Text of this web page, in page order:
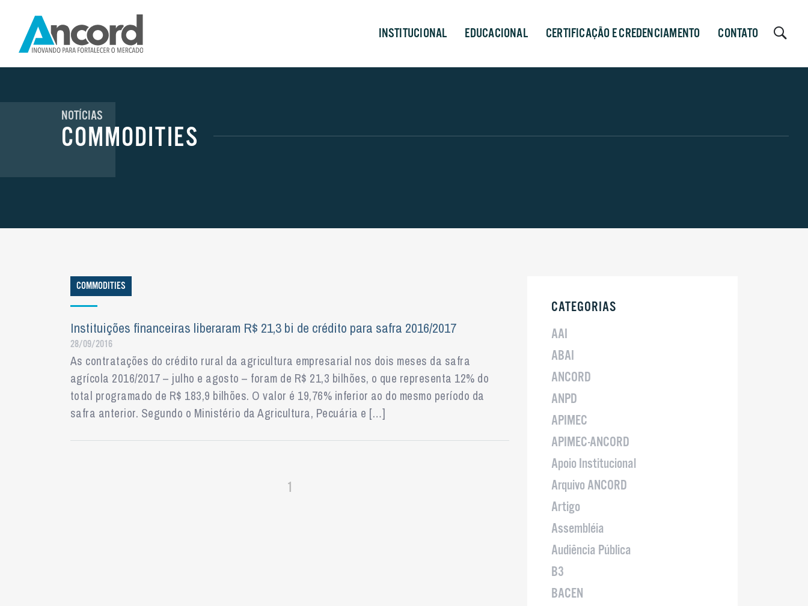
INSTITUCIONAL EDUCACIONAL CERTIFICAÇÃO E CREDENCIAMENTO CONTATO
NOTÍCIAS
COMMODITIES
COMMODITIES
Instituições financeiras liberaram R$ 21,3 bi de crédito para safra 2016/2017
28/09/2016
As contratações do crédito rural da agricultura empresarial nos dois meses da safra
agrícola 2016/2017 – julho e agosto – foram de R$ 21,3 bilhões, o que representa 12% do
total programado de R$ 183,9 bilhões. O valor é 19,76% inferior ao do mesmo período da
safra anterior. Segundo o Ministério da Agricultura, Pecuária e […]
1
CATEGORIAS
AAI
ABAI
ANCORD
ANPD
APIMEC
APIMEC-ANCORD
Apoio Institucional
Arquivo ANCORD
Artigo
Assembléia
Audiência Pública
B3
BACEN